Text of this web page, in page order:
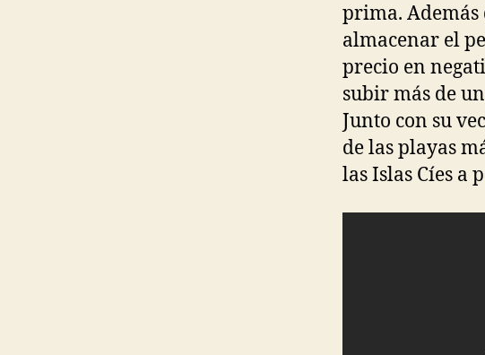
prima. Además
almacenar el
precio en
subir más de
Junto con su
de las playas
las Islas Cíes a